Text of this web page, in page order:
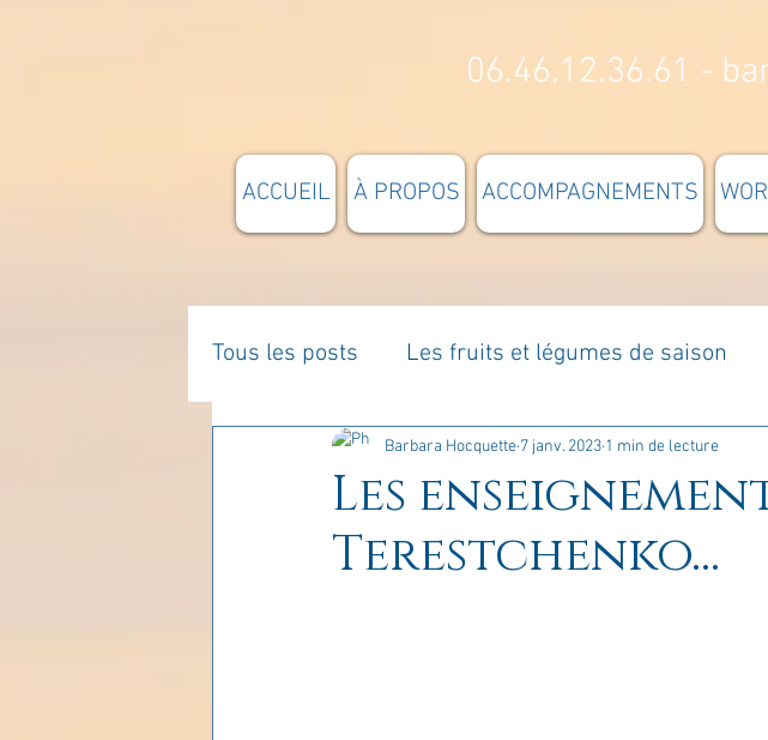
06.46.12.36.61 -
ACCUEIL À PROPOS ACCOMPAGNEMENTS
Tous les posts Les fruits et légumes de saison
La parentalité De vous à moi... Rome :
Enseignements Pensées du jour
Les
Terestchenko...
Barbara Hocquette 7 janv. 2023 1 min de lecture